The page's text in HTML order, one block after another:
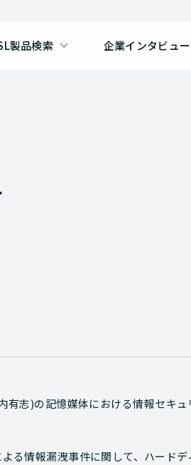
製品検索 企業インタビュー
志)の記憶媒体における情報セキュ
る情報漏洩事件に関して、ハードデ